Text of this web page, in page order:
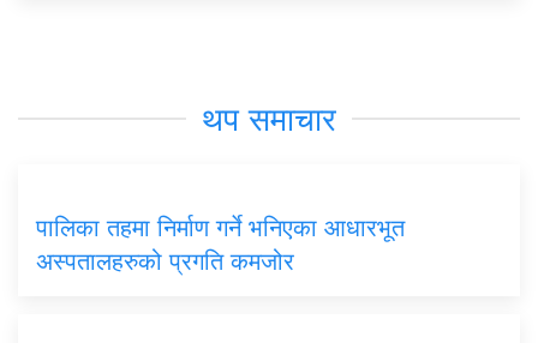
थप समाचार
पालिका तहमा निर्माण गर्ने भनिएका आधारभूत
अस्पतालहरुको प्रगति कमजोर